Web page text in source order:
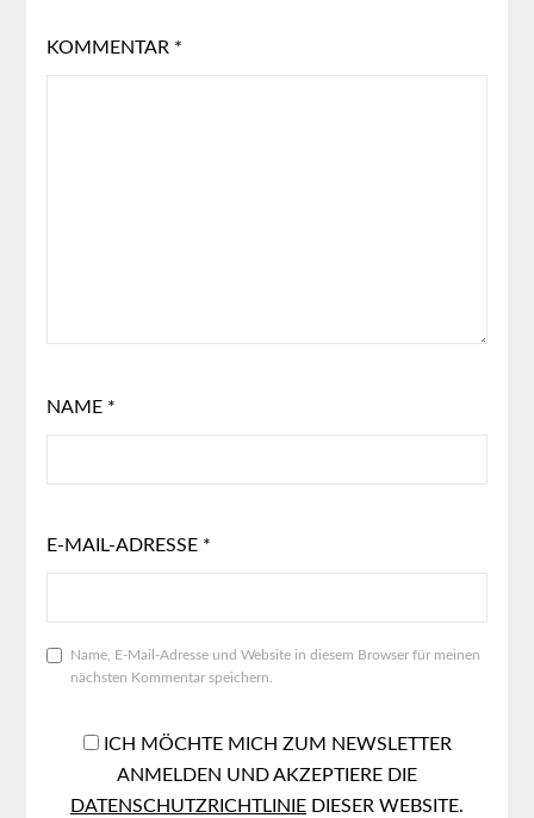
KOMMENTAR *
NAME *
E-MAIL-ADRESSE *
Name, E-Mail-Adresse und Website in diesem Browser für meinen
nächsten Kommentar speichern.
ICH MÖCHTE MICH ZUM NEWSLETTER
ANMELDEN UND AKZEPTIERE DIE
DATENSCHUTZRICHTLINIE DIESER WEBSITE.